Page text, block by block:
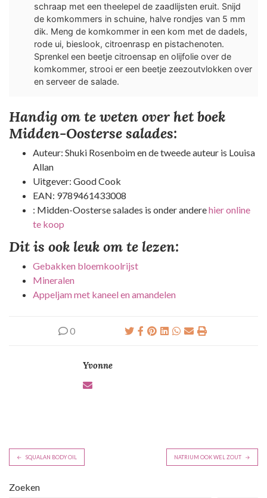
schraap met een theelepel de zaadlijsten eruit. Snijd
de komkommers in schuine, halve rondjes van 5 mm
dik. Meng de komkommer in een kom met de dadels,
rode ui, bieslook, citroenrasp en pistachenoten.
Sprenkel een beetje citroensap en olijfolie over de
komkommer, strooi er een beetje zeezoutvlokken over
en serveer de salade.
Handig om te weten over het boek
Midden-Oosterse salades:
Auteur: Shuki Rosenboim en de tweede auteur is Louisa
Allan
Uitgever: Good Cook
EAN: 9789461433008
: Midden-Oosterse salades is onder anderehier online
te koop
Dit is ook leuk om te lezen:
Gebakken bloemkoolrijst
Mineralen
Appeljam met kaneel en amandelen
0
Yvonne
B
r
SQUALAN BODY OIL NATRIUM OOK WEL ZOUT
Zoeken